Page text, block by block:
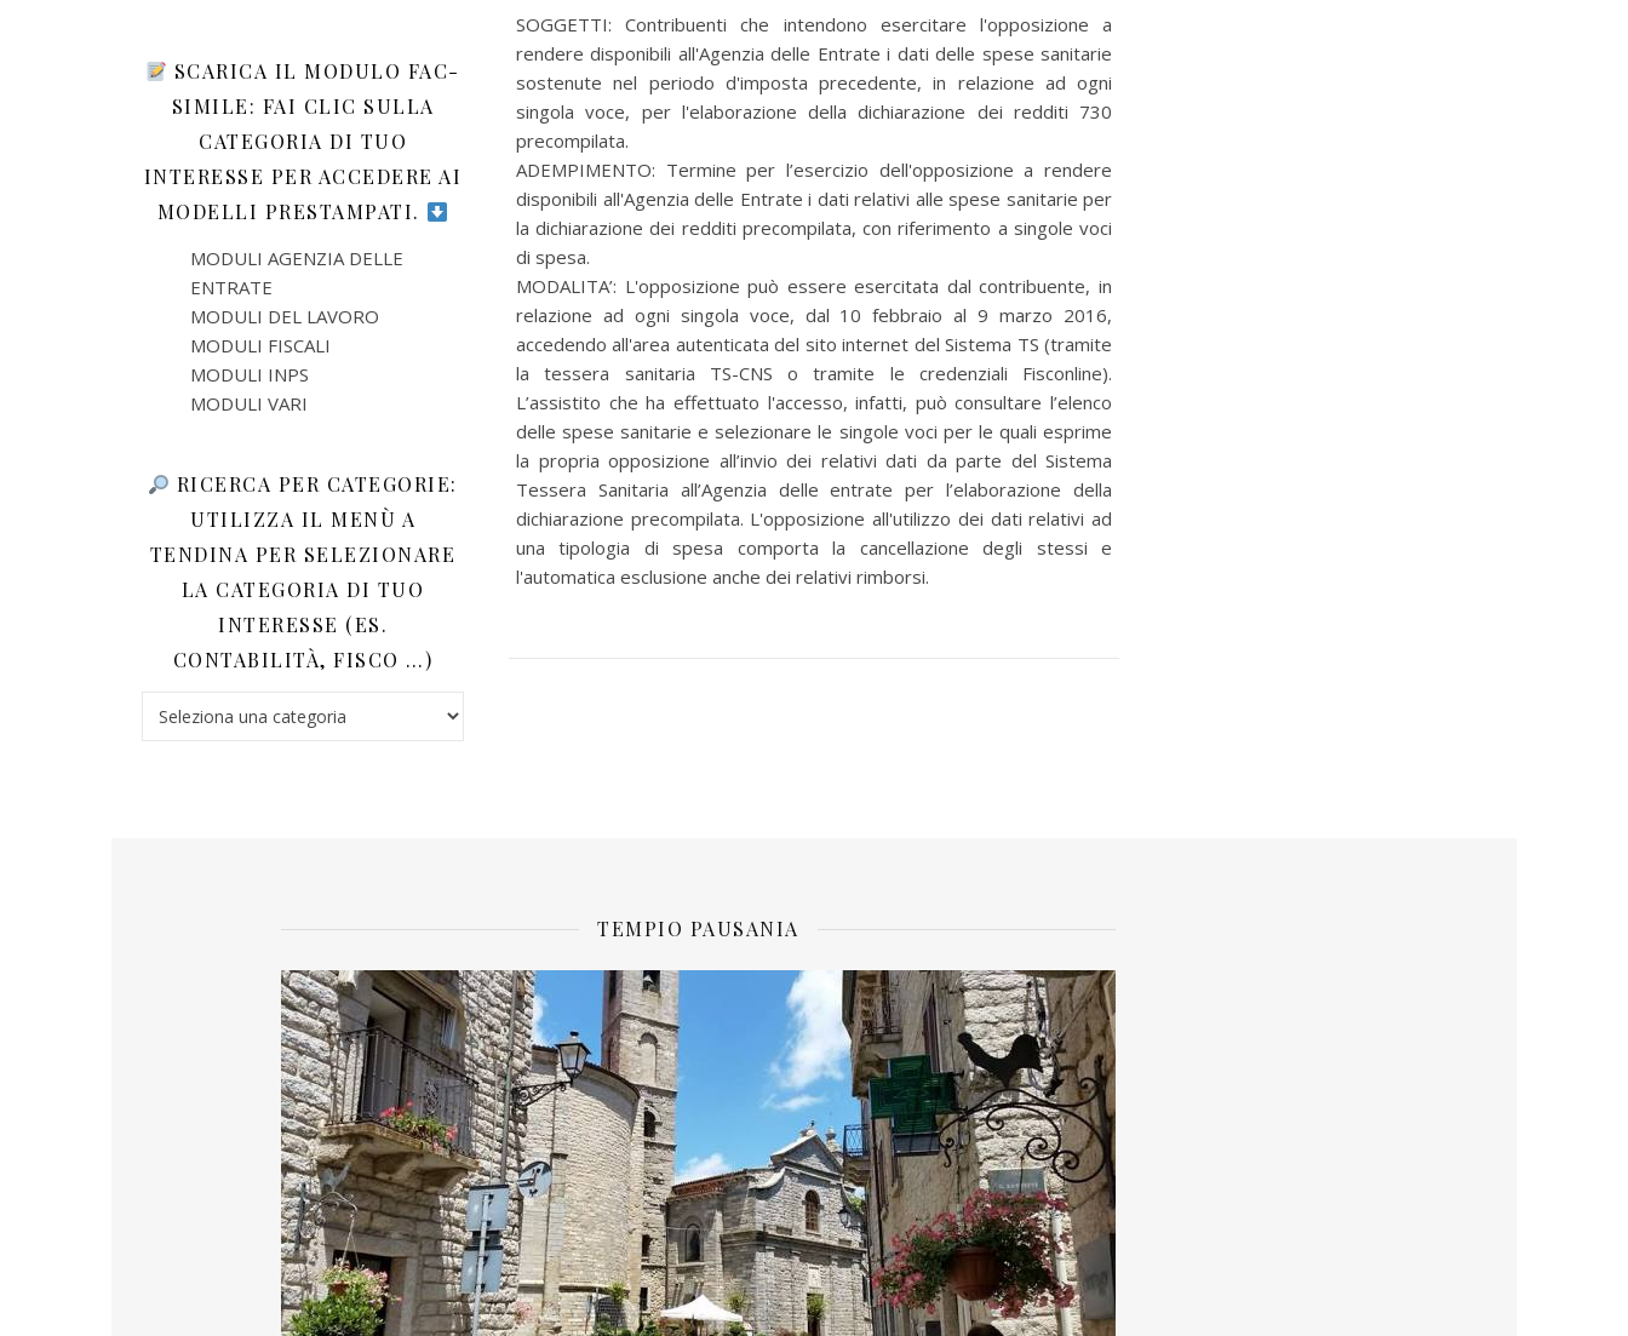
SCARICA IL MODULO FAC-
SIMILE: FAI CLIC SULLA
CATEGORIA DI TUO
INTERESSE PER ACCEDERE AI
MODELLI PRESTAMPATI.
MODULI AGENZIA DELLE
ENTRATE
MODULI DEL LAVORO
MODULI FISCALI
MODULI INPS
MODULI VARI
RICERCA PER CATEGORIE:
UTILIZZA IL MENÙ A
TENDINA PER SELEZIONARE
LA CATEGORIA DI TUO
INTERESSE (ES.
CONTABILITÀ, FISCO …)
Ricerca per categorie: utilizza il menù a tendina per selezionare la categoria di tuo interesse (es. contabilità, Fisco …)
SOGGETTI: Contribuenti che intendono esercitare l'opposizione a
rendere disponibili all'Agenzia delle Entrate i dati delle spese sanitarie
sostenute nel periodo d'imposta precedente, in relazione ad ogni
singola voce, per l'elaborazione della dichiarazione dei redditi 730
precompilata.
ADEMPIMENTO: Termine per l’esercizio dell'opposizione a rendere
disponibili all'Agenzia delle Entrate i dati relativi alle spese sanitarie per
la dichiarazione dei redditi precompilata, con riferimento a singole voci
di spesa.
MODALITA’: L'opposizione può essere esercitata dal contribuente, in
relazione ad ogni singola voce, dal 10 febbraio al 9 marzo 2016,
accedendo all'area autenticata del sito internet del Sistema TS (tramite
la tessera sanitaria TS-CNS o tramite le credenziali Fisconline).
L’assistito che ha effettuato l'accesso, infatti, può consultare l’elenco
delle spese sanitarie e selezionare le singole voci per le quali esprime
la propria opposizione all’invio dei relativi dati da parte del Sistema
Tessera Sanitaria all’Agenzia delle entrate per l’elaborazione della
dichiarazione precompilata. L'opposizione all'utilizzo dei dati relativi ad
una tipologia di spesa comporta la cancellazione degli stessi e
l'automatica esclusione anche dei relativi rimborsi.
TEMPIO PAUSANIA